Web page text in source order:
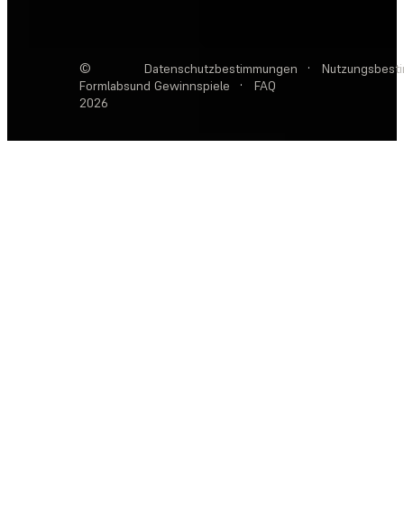
©
Formlabs
2026
Datenschutzbestimmungen ·
und Gewinnspiele
· FAQ